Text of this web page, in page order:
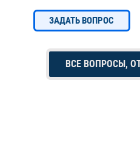
ЗАДАТЬ ВОПРОС
ВСЕ ВОПРОСЫ,